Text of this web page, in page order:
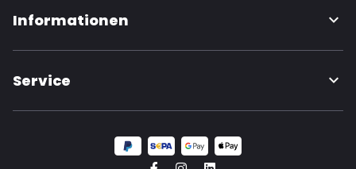
Informationen
Service